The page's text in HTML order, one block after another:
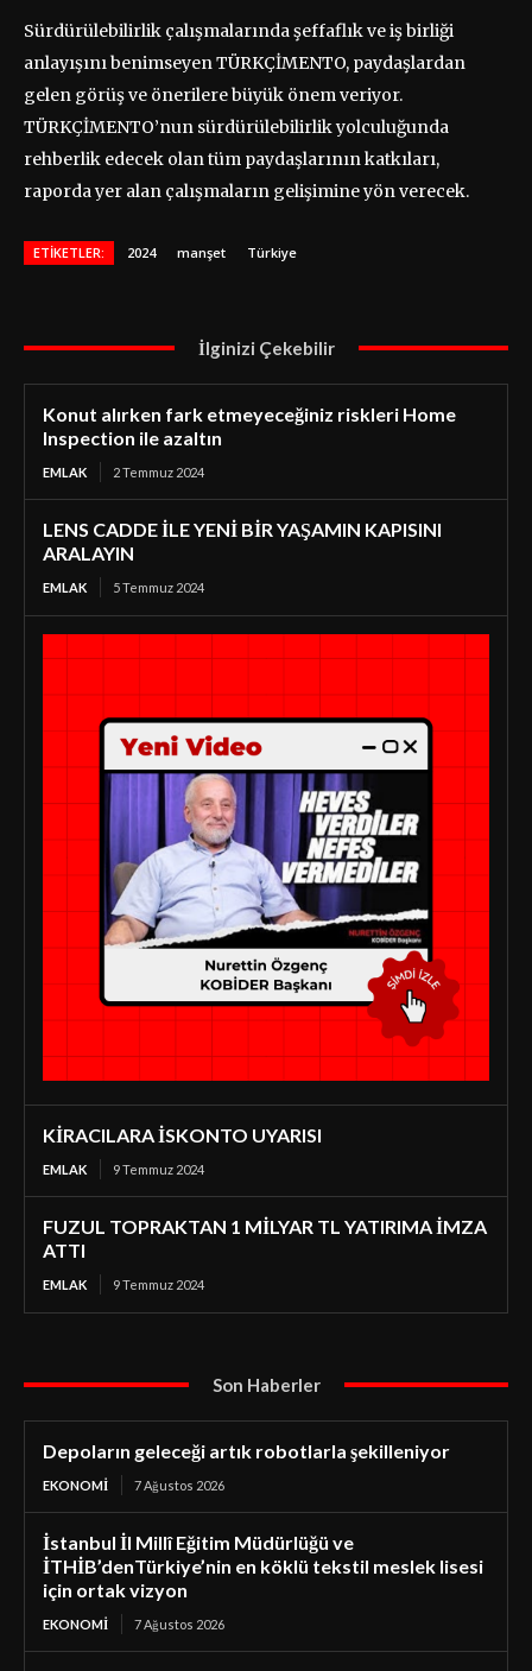
Sürdürülebilirlik çalışmalarında şeffaflık ve iş birliği
anlayışını benimseyen TÜRKÇİMENTO, paydaşlardan
gelen görüş ve önerilere büyük önem veriyor.
TÜRKÇİMENTO’nun sürdürülebilirlik yolculuğunda
rehberlik edecek olan tüm paydaşlarının katkıları,
raporda yer alan çalışmaların gelişimine yön verecek.
ETIKETLER: 2024 manşet Türkiye
İlginizi Çekebilir
Konut alırken fark etmeyeceğiniz riskleri Home
Inspection ile azaltın
EMLAK 2 Temmuz 2024
LENS CADDE İLE YENİ BİR YAŞAMIN KAPISINI
ARALAYIN
EMLAK 5 Temmuz 2024
KİRACILARA İSKONTO UYARISI
EMLAK 9 Temmuz 2024
FUZUL TOPRAKTAN 1 MİLYAR TL YATIRIMA İMZA
ATTI
EMLAK 9 Temmuz 2024
Son Haberler
Depoların geleceği artık robotlarla şekilleniyor
EKONOMI 7 Ağustos 2026
İstanbul İl Millî Eğitim Müdürlüğü ve
İTHİB’denTürkiye’nin en köklü tekstil meslek lisesi
için ortak vizyon
EKONOMI 7 Ağustos 2026